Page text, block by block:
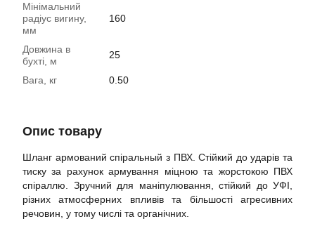
Мінімальний
радіус вигину,
мм
160
Довжина в
бухті, м
25
Вага, кг 0.50
Опис товару
Шланг армований спіральный з ПВХ. Стійкий до ударів та
тиску за рахунок армування міцною та жорстокою ПВХ
спіраллю. Зручний для маніпулювання, стійкий до УФІ,
різних атмосферних впливів та більшості агресивних
речовин, у тому числі та органічних.